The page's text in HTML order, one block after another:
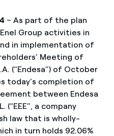
– As part of the plan
Group activities in
in implementation of
Meeting of
(“Endesa”) of October
today’s completion of
between Endesa
(“EEE”, a company
law that is wholly-
in turn holds 92.06%